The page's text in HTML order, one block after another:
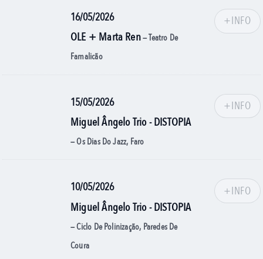
16/05/2026
OLE + Marta Ren— Teatro De
Famalicão
+INFO
15/05/2026
Miguel Ângelo Trio - DISTOPIA
— Os Dias Do Jazz, Faro
+INFO
10/05/2026
Miguel Ângelo Trio - DISTOPIA
— Ciclo De Polinização, Paredes De
Coura
+INFO